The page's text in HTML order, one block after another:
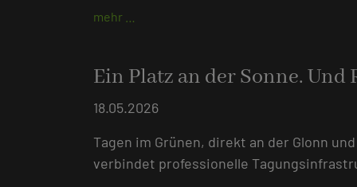
mehr …
Ein Platz an der Sonne.
18.05.2026
Tagen im Grünen, direkt an der Glonn
verbindet professionelle